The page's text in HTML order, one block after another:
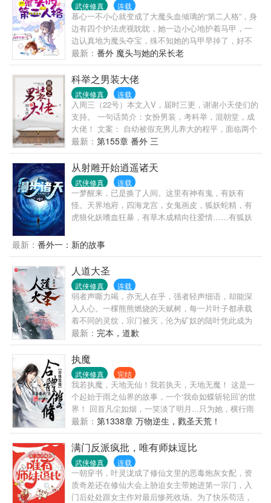
武侠修真 连载
慕心一不小心就变成了大魔头血倾璃的“第二人格”，身
边有四个护法虎视眈眈，她一边小心地护着马甲，一
边认真地为魔头夺宝，殊不知她的马甲早掉了，好不
容易捡个萌宝，结果越养越歪。 —— 某日，慕心望着
书上的美男图发呆，不禁感叹道：“长得好看的人，看
着真舒服！” 南宫宝哭闹道：“娘咂，你花心！” 他余光
瞥到那幅美男图，画上的美男就是他自己，立马就不
闹了，嘻嘻，泥随便看~ —— 每次慕心想要拐美男
时，南宫宝都会很捧场地喊一声“娘亲！” 结果，所有
的小郎君都被南宫宝收作小弟，她愣是一个都没拐回
来，最后还被南宫宝拐回家了。 总结：这是一个萌娃
儿纸努力升级为夫君的故事。
最新： 番外 魔头与她的呆长老
科举之男装大佬
武侠修真 连载
入周三（22号）本文入V，届时三更，谢谢小天使们的
支持。 一句话简介：女扮男装，考科举，混朝堂，成
大佬！ 文案： 自幼被假充男儿养大的程平，面临两个
选择： 暴露真身，被随随便便找个挫男嫁了； 孤注一
掷，考科举拿回人生自主权。 怎么选？ 那必须是后者
啊！ 但程平这科举朝堂路注定走得艰辛： 寒族出身
——拼不了爹； 明经及第——非热门专业； 长相一般
——魏晋遗留下来的“颜值即正义”于我何有哉？ 穿越
金手指——微笑脸：我原来学的是英语专业…… 难？
难当然是难的， 但当高居庙堂、紫袍玉带、从容指点
江山时， 程平觉得，再难也是值得的。 感情戏小剧
氅给她搭在身上。 程平惊醒：“多谢陆相关心。” 陆允
歌，‘雄兔脚扑朔，雌兔眼迷离’，不知程相听过否？”
程平立刻瞪大眼睛，我堂堂一代权相，怎能是兔子？
尤其不能是母兔子！ ———————— 尔惆怅一把，
这个控制不住。 别考据，考完没法吃了。
———————— 更新时间：每天凌晨1他时间为捉虫
频率：尽量日更，不日更会请假。 ————————
蠢作者接档文预收：《横刀立马是女郎》一个女孩子
战沙场、混朝堂、保家卫国顺便谈恋爱的故事。 与本
篇算是姊妹篇吧，一文一武，一个出将一个入相，相
同的是都走自强不息路线，收一个呗？O(∩_∩)O 基友
们的文，都棒棒哒，求收一下： 同频科举文，温馨有
意思：《科举之为夫之道》佳杏——夫妻性转，科举
基建。 咸盐小甜饼，现代种田文：《贫僧害羞》软萌
纯情美和尚等你来挑逗。 咸盐小饼干，魅力男主角：
《她一见你就笑》有个颜控但脸盲的女朋友是什么体
验？她撩完就忘。
最新： 第155章 番外 三
从射雕开始逍遥诸天
武侠修真 连载
一梦醒来，已是换了人间。这里有神有鬼，有妖有
怪。天界地府，四海龙宫，女鬼画皮，狐妖蛇精，有
虎狼化妖嗜血狂暴，有草木成精向往爱情……有狐妖
有龙女情深似海，不离不弃。有仙女舍弃长生，不为
成仙，只在红尘中等你……且看周毅周子恒穿越诸天
万界，练武修仙，浪迹红尘，逍遥长生……计划穿越
等等。主世界：已穿越世界：下一个世界：
最新： 番外一：新的故事
人道大圣
武侠修真 连载
弱者声嘶力竭，亦无人在乎，强者轻声细语，却能深
入人心。一棵熊熊燃烧的天赋树，每一片叶子都承载
着不同的灵纹，宗门被灭，沦为矿奴的陆叶凭此成为
修士，搅动九州风云。
最新： 完本，道歉
执魔
武侠修真 完结
我若执魔，天地无仙！我若执天，天地无魔！ 这是一
个起始于雨之仙界的故事，一个‘我命如蝶斩轮回’的世
界！ 回首凡尘如烟，一笑淡了明月...只为她，横行雨
界！ .......................................... 天道三环，修道三
步，虚、真二字，贯穿始末。 第一步，修真七境：辟
脉，融灵，金丹，元婴，化神，炼虚，碎虚。 ...
最新： 第1338章 万物逆生，戮圣天荒！
满门反派疯批，唯有师妹逗比
武侠修真 连载
一朝穿书，叶灵泷成了修仙文里的恶毒炮灰女配，资
质奇差还在修仙大会上胁迫女主带她进第一宗门，入
门后处处跟女主作对最后惨死收场。为了快乐苟活，